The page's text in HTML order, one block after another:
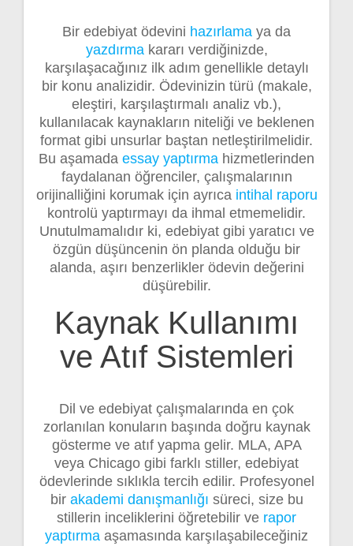
Bir edebiyat ödevini hazırlama ya da
yazdırmakararı verdiğinizde,
karşılaşacağınız ilk adım genellikle detaylı
bir konu analizidir. Ödevinizin türü (makale,
eleştiri, karşılaştırmalı analiz vb.),
kullanılacak kaynakların niteliği ve beklenen
format gibi unsurlar baştan netleştirilmelidir.
Bu aşamada essay yaptırma hizmetlerinden
faydalanan öğrenciler, çalışmalarının
orijinalliğini korumak için ayrıca intihal raporu
kontrolü yaptırmayı da ihmal etmemelidir.
Unutulmamalıdır ki, edebiyat gibi yaratıcı ve
özgün düşüncenin ön planda olduğu bir
alanda, aşırı benzerlikler ödevin değerini
düşürebilir.
Kaynak Kullanımı
ve Atıf Sistemleri
Dil ve edebiyat çalışmalarında en çok
zorlanılan konuların başında doğru kaynak
gösterme ve atıf yapma gelir. MLA, APA
veya Chicago gibi farklı stiller, edebiyat
ödevlerinde sıklıkla tercih edilir. Profesyonel
bir akademi danışmanlığı süreci, size bu
stillerin inceliklerini öğretebilir ve rapor
yaptırma aşamasında karşılaşabileceğiniz